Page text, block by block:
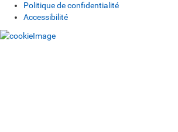
Politique de confidentialité
Accessibilité